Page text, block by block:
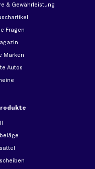
& Gewährleistung
Fragen
Marken
Autos